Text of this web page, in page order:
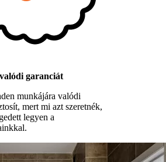
garanciát
munkájára valódi
mert mi azt szeretnék,
legyen a